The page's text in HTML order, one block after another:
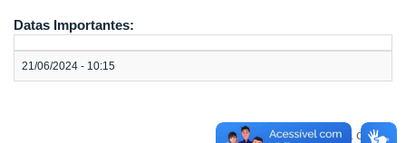
Datas Importantes:
21/06/2024 - 10:15
Voltar para o topo